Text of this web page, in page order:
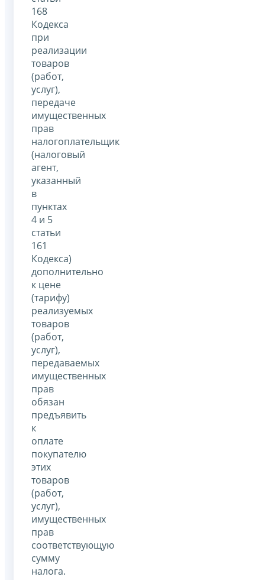
168
Кодекса
при
реализации
товаров
(работ,
услуг),
передаче
имущественных
прав
налогоплательщик
(налоговый
агент,
указанный
в
пунктах
4 и 5
статьи
161
Кодекса)
дополнительно
к цене
(тарифу)
реализуемых
товаров
(работ,
услуг),
передаваемых
имущественных
прав
обязан
предъявить
к
оплате
покупателю
этих
товаров
(работ,
услуг),
имущественных
прав
соответствующую
сумму
налога.